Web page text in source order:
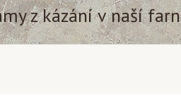
z kázání v naší